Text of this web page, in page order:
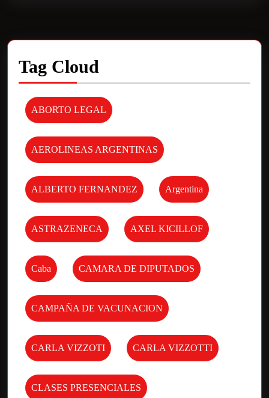
Tag Cloud
ABORTO LEGAL
AEROLINEAS ARGENTINAS
ALBERTO FERNANDEZ Argentina
ASTRAZENECA AXEL KICILLOF
Caba CAMARA DE DIPUTADOS
CAMPAÑA DE VACUNACION
CARLA VIZZOTI CARLA VIZZOTTI
CLASES PRESENCIALES